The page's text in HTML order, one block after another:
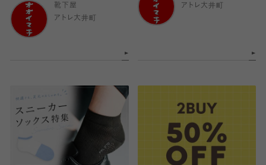
靴下屋
アトレ大井町
アトレ大井町